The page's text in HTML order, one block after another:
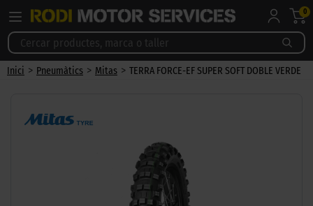
0
Inici > Pneumàtics > Mitas > TERRA FORCE-EF SUPER SOFT DOBLE VERDE